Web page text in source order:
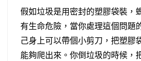
假如垃圾是用密封的塑膠袋裝，
有生命危險，當你處理這個問題
己身上可以帶個小剪刀，把塑膠
能夠爬出來。你倒垃圾的時候，